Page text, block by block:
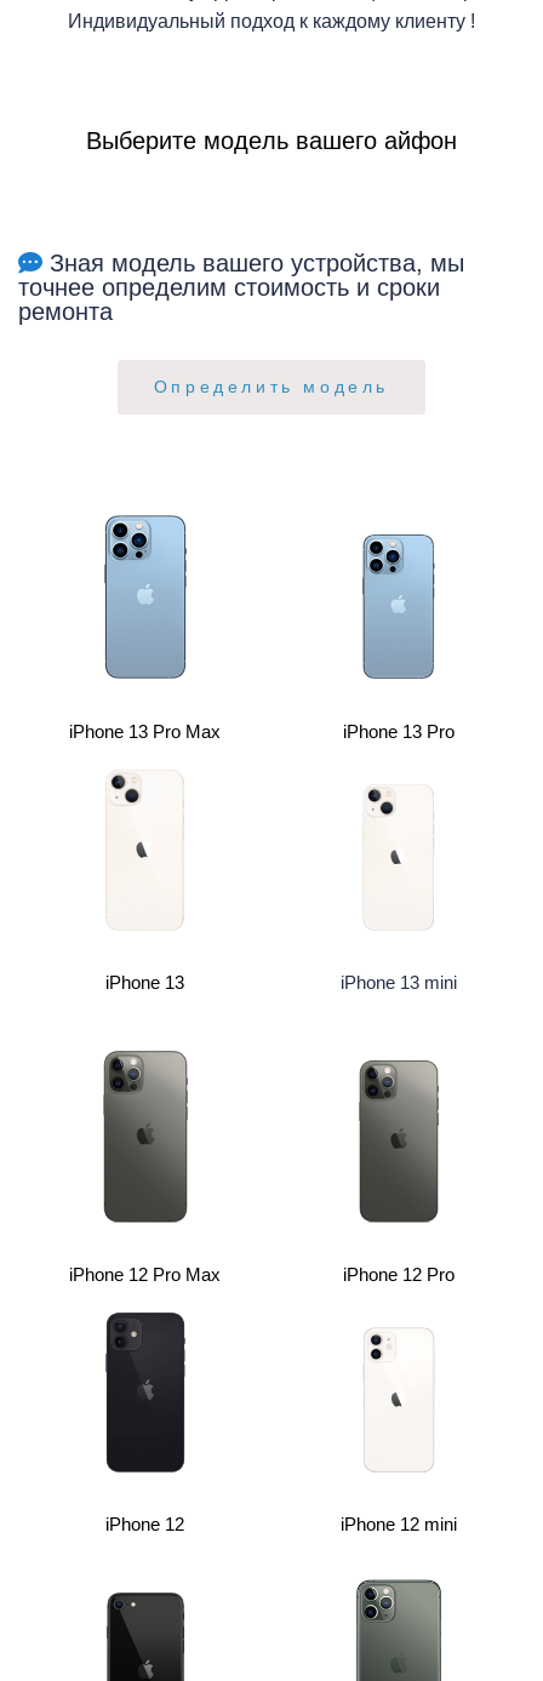
Индивидуальный подход к каждому клиенту !
Bыбepитe мoдeль вашего айфон
Зная модель вашего устройства, мы
точнее определим стоимость и сроки
ремонта
Определить модель
iPhone 13 Pro Max iPhone 13 Pro
iPhone 13 iPhone 13 mini
iPhone 12 Pro Max iPhone 12 Pro
iPhone 12 iPhone 12 mini